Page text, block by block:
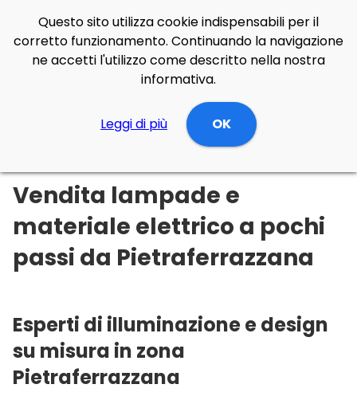
Illuminazione Online Abruzzo
Chieti
Vendita lampade e
materiale elettrico a pochi
passi da Pietraferrazzana
Esperti di illuminazione e design
su misura in zona
Pietraferrazzana
Questo sito utilizza cookie indispensabili per il
corretto funzionamento. Continuando la navigazione
ne accetti l'utilizzo come descritto nella nostra
informativa.
Leggi di più OK